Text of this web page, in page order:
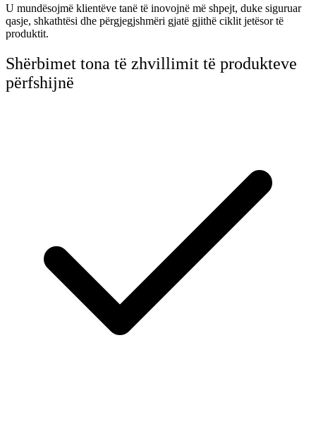
U mundësojmë klientëve tanë të inovojnë më shpejt, duke siguruar
qasje, shkathtësi dhe përgjegjshmëri gjatë gjithë ciklit jetësor të
produktit.
Shërbimet tona të zhvillimit të produkteve
përfshijnë